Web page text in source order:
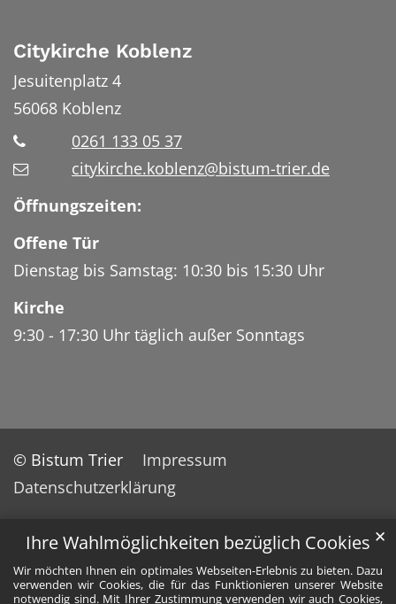
Ihre Wahlmöglichkeiten bezüglich Cookies
Wir möchten Ihnen ein optimales Webseiten-Erlebnis zu bieten. Dazu
verwenden wir Cookies, die für das Funktionieren unserer Website
notwendig sind. Mit Ihrer Zustimmung verwenden wir auch Cookies,
✕
Citykirche Koblenz
Jesuitenplatz 4
56068 Koblenz
0261 133 05 37
citykirche.koblenz@bistum-trier.de
Öffnungszeiten:
Offene Tür
Dienstag bis Samstag: 10:30 bis 15:30 Uhr
Kirche
9:30 - 17:30 Uhr täglich außer Sonntags
© Bistum Trier
Impressum
Datenschutzerklärung